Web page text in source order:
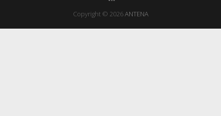
Copyright © 2026ANTENA